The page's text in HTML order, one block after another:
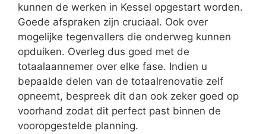
kunnen de werken in Kessel opgestart worden.
Goede afspraken zijn cruciaal. Ook over
mogelijke tegenvallers die onderweg kunnen
opduiken. Overleg dus goed met de
totaalaannemer over elke fase. Indien u
bepaalde delen van de totaalrenovatie zelf
opneemt, bespreek dit dan ook zeker goed op
voorhand zodat dit perfect past binnen de
vooropgestelde planning.